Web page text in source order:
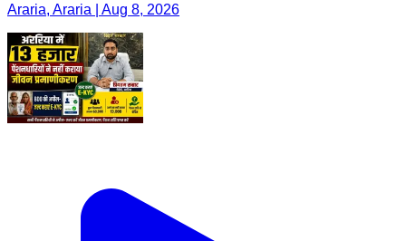
Araria, Araria | Aug 8, 2026